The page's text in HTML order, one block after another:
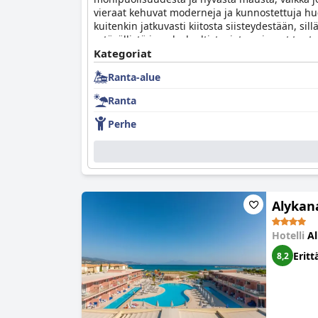
vieraat kehuvat moderneja ja kunnostettuja
kuitenkin jatkuvasti kiitosta siisteydestään,
ystävällistä ja palvelualtista, joten vieraat
että allasalue voi olla meluisa. Lapsiperheet
ei ehkä olekaan täydellinen, se tarjoaa
kohtuuhintaisen all inclusive -lomakeskuksen
Kategoriat
Ranta-alue
Ranta
Perhe
Hotelli
8,2